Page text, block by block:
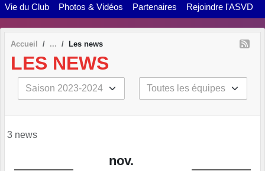
Vie du Club Photos & Vidéos Partenaires Rejoindre l'ASVD
Accueil Les news
LES NEWS
3 news
nov.